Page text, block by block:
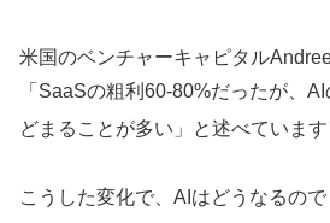
米国のベンチャーキャピタル
「SaaSの粗利60-80%だったが、
どまることが多い」と述べています
こうした変化で、AIはどうなるので